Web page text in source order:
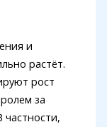
и
растёт.
рост
за